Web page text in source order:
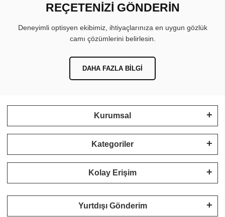
REÇETENİZİ GÖNDERİN
Deneyimli optisyen ekibimiz, ihtiyaçlarınıza en uygun gözlük
camı çözümlerini belirlesin.
DAHA FAZLA BILGI
Kurumsal
Kategoriler
Kolay Erişim
Yurtdışı Gönderim